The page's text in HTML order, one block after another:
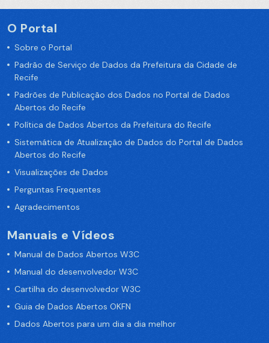
O Portal
Sobre o Portal
Padrão de Serviço de Dados da Prefeitura da Cidade de
Recife
Padrões de Publicação dos Dados no Portal de Dados
Abertos do Recife
Política de Dados Abertos da Prefeitura do Recife
Sistemática de Atualização de Dados do Portal de Dados
Abertos do Recife
Visualizações de Dados
Perguntas Frequentes
Agradecimentos
Manuais e Vídeos
Manual de Dados Abertos W3C
Manual do desenvolvedor W3C
Cartilha do desenvolvedor W3C
Guia de Dados Abertos OKFN
Dados Abertos para um dia a dia melhor